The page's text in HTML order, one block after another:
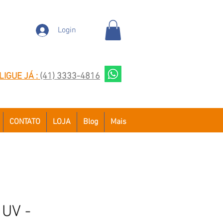
Login
LIGUE JÁ : (41) 3333-4816
CONTATO LOJA Blog Mais
-